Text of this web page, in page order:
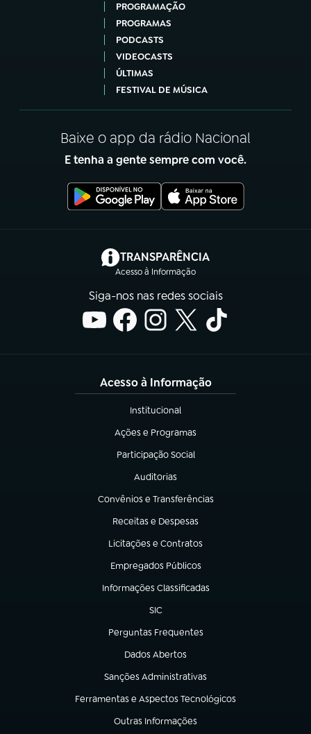
PROGRAMAÇÃO
PROGRAMAS
PODCASTS
VIDEOCASTS
ÚLTIMAS
FESTIVAL DE MÚSICA
Baixe o app da rádio Nacional
E tenha a gente sempre com você.
TRANSPARÊNCIA
Acesso à Informação
(abre em nova aba)
Siga-nos nas redes sociais
Acesso à Informação
Institucional
(abre em nova aba)
Ações e Programas
(abre em nova aba)
Participação Social
(abre em nova aba)
Auditorias
(abre em nova aba)
Convênios e Transferências
(abre em nova aba)
Receitas e Despesas
(abre em nova aba)
Licitações e Contratos
(abre em nova aba)
Empregados Públicos
(abre em nova aba)
Informações Classificadas
(abre em nova aba)
SIC
(abre em nova aba)
Perguntas Frequentes
(abre em nova aba)
Dados Abertos
(abre em nova aba)
Sanções Administrativas
(abre em nova aba)
Ferramentas e Aspectos Tecnológicos
(abre em nova aba)
Outras Informações
(abre em nova aba)